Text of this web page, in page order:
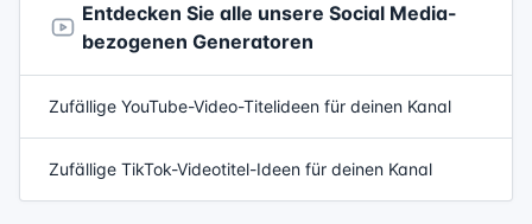
Entdecken Sie alle unsere Social Media-
bezogenen Generatoren
Zufällige YouTube-Video-Titelideen für deinen Kanal
Zufällige TikTok-Videotitel-Ideen für deinen Kanal